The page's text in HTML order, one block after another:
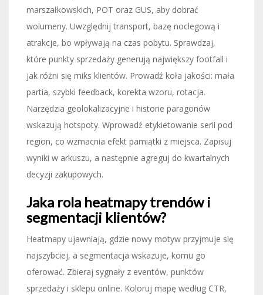
marszałkowskich, POT oraz GUS, aby dobrać
wolumeny. Uwzględnij transport, bazę noclegową i
atrakcje, bo wpływają na czas pobytu. Sprawdzaj,
które punkty sprzedaży generują największy footfall i
jak różni się miks klientów. Prowadź koła jakości: mała
partia, szybki feedback, korekta wzoru, rotacja.
Narzędzia geolokalizacyjne i historie paragonów
wskazują hotspoty. Wprowadź etykietowanie serii pod
region, co wzmacnia efekt pamiątki z miejsca. Zapisuj
wyniki w arkuszu, a następnie agreguj do kwartalnych
decyzji zakupowych.
Jaka rola heatmapy trendów i
segmentacji klientów?
Heatmapy ujawniają, gdzie nowy motyw przyjmuje się
najszybciej, a segmentacja wskazuje, komu go
oferować. Zbieraj sygnały z eventów, punktów
sprzedaży i sklepu online. Koloruj mapę według CTR,